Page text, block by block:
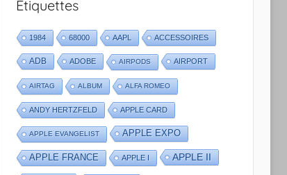
Étiquettes
1984 68000 AAPL ACCESSOIRES
ADB ADOBE AIRPODS AIRPORT
AIRTAG ALBUM ALFA ROMEO
ANDY HERTZFELD APPLE CARD
APPLE EVANGELIST APPLE EXPO
APPLE FRANCE APPLE I APPLE II